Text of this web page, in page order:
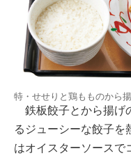
特・せせりと鶏もものから
鉄板餃子とから揚げ
るジューシーな餃子を
はオイスターソースで